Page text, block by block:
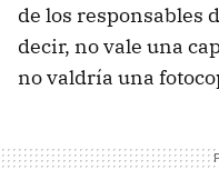
de los responsables
decir, no vale una
no valdría una